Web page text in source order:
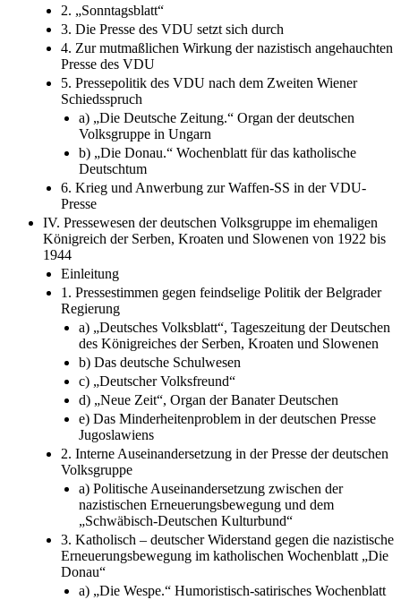
2. „Sonntagsblatt“
3. Die Presse des VDU setzt sich durch
4. Zur mutmaßlichen Wirkung der nazistisch angehauchten
Presse des VDU
5. Pressepolitik des VDU nach dem Zweiten Wiener
Schiedsspruch
a) „Die Deutsche Zeitung.“ Organ der deutschen
Volksgruppe in Ungarn
b) „Die Donau.“ Wochenblatt für das katholische
Deutschtum
6. Krieg und Anwerbung zur Waffen-SS in der VDU-
Presse
IV. Pressewesen der deutschen Volksgruppe im ehemaligen
Königreich der Serben, Kroaten und Slowenen von 1922 bis
1944
Einleitung
1. Pressestimmen gegen feindselige Politik der Belgrader
Regierung
a) „Deutsches Volksblatt“, Tageszeitung der Deutschen
des Königreiches der Serben, Kroaten und Slowenen
b) Das deutsche Schulwesen
c) „Deutscher Volksfreund“
d) „Neue Zeit“, Organ der Banater Deutschen
e) Das Minderheitenproblem in der deutschen Presse
Jugoslawiens
2. Interne Auseinandersetzung in der Presse der deutschen
Volksgruppe
a) Politische Auseinandersetzung zwischen der
nazistischen Erneuerungsbewegung und dem
„Schwäbisch-Deutschen Kulturbund“
3. Katholisch – deutscher Widerstand gegen die nazistische
Erneuerungsbewegung im katholischen Wochenblatt „Die
Donau“
a) „Die Wespe.“ Humoristisch-satirisches Wochenblatt